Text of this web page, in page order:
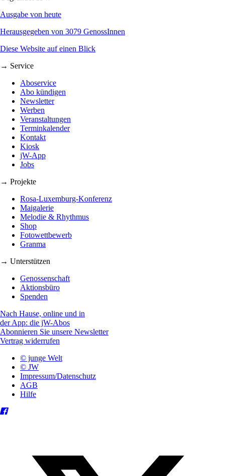
Ausgabe von heute
Herausgegeben von 3079 GenossInnen
Diese Website auf einen Blick
→ Service
Aboservice
Abo kündigen
Newsletter
Werben
Veranstaltungen
Terminkalender
Kontakt
Kiosk
jW-App
Jobs
→ Projekte
Rosa-Luxemburg-Konferenz
Maigalerie
Melodie & Rhythmus
Shop
Fotowettbewerb
Granma
→ Unterstützen
Genossenschaft
Aktionsbüro
Spenden
Nach Hause, online und in
der App: die jW-Abos
Abonnieren Sie unsere Newsletter
Vertrag widerrufen
© junge Welt
© JW
Impressum/Datenschutz
AGB
Hilfe